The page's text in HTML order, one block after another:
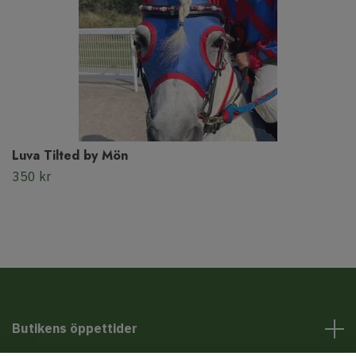
Luva Tilted by Mön
350 kr
Butikens öppettider